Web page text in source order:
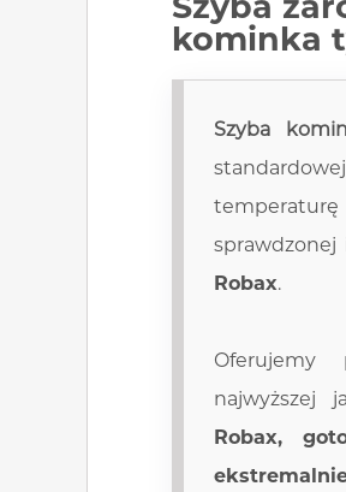
kominka
Szyba
sprawdzonej
Robax.
Oferujemy
najwyższej
Robax,